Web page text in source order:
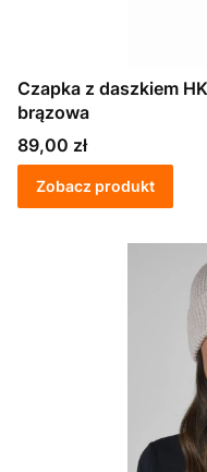
Czapka z daszkiem
brązowa
Cena
89,00 zł
Zobacz produkt